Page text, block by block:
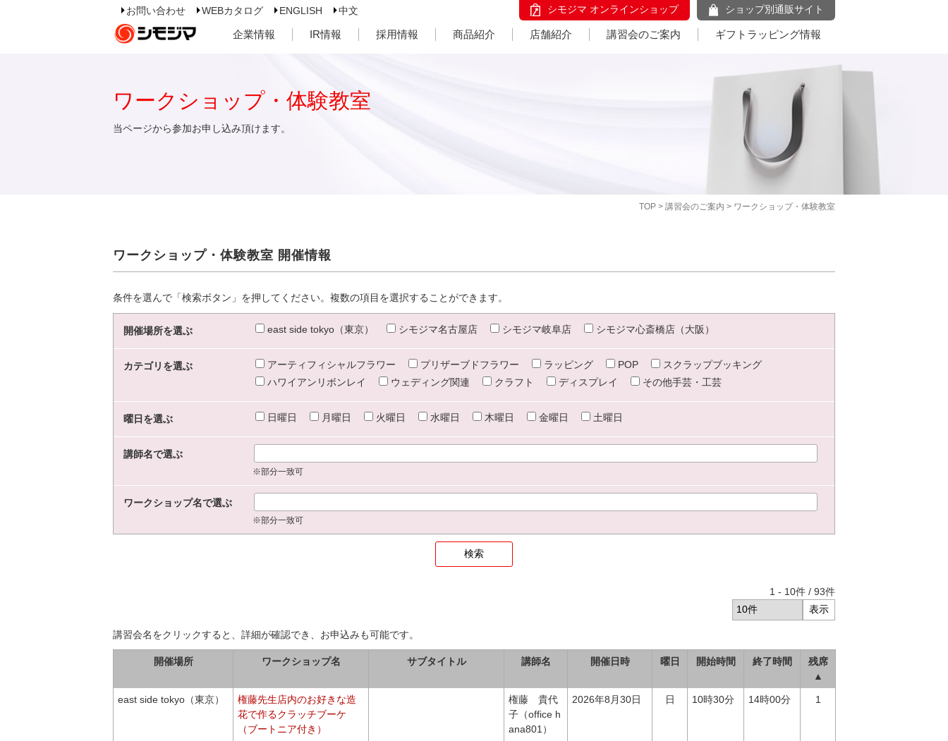
お問い合わせ WEBカタログ ENGLISH 中文 シモジマ オンラインショップ ショップ別通販サイト
企業情報 IR情報 採用情報 商品紹介 店舗紹介 講習会のご案内 ギフトラッピング情報
TOP > 講習会のご案内 > ワークショップ・体験教室
ワークショップ・体験教室
当ページから参加お申し込み頂けます。
ワークショップ・体験教室 開催情報
条件を選んで「検索ボタン」を押してください。複数の項目を選択することができます。
開催場所を選ぶ east side tokyo（東京） シモジマ名古屋店 シモジマ岐阜店 シモジマ心斎橋店（大阪）
カテゴリを選ぶ アーティフィシャルフラワー プリザーブドフラワー ラッピング POP
スクラップブッキング
ハワイアンリボンレイ
ウェディング関連 クラフト ディスプレイ その他手芸・工芸
曜日を選ぶ 日曜日 月曜日 火曜日 水曜日 木曜日 金曜日 土曜日
講師名で選ぶ
※部分一致可
ワークショップ名で選ぶ
※部分一致可
1 - 10件 / 93件
講習会名をクリックすると、詳細が確認でき、お申込みも可能です。
開催場所 ワークショップ名 サブタイトル 講師名 開催日時 曜日 開始時間 終了時間
残席
▲
east side tokyo（東京）
権藤先生店内のお好きな造
花で作るクラッチブーケ
（ブートニア付き）
権藤 貴代
子（office h
ana801）
2026年8月30日 日 10時30分 14時00分 1